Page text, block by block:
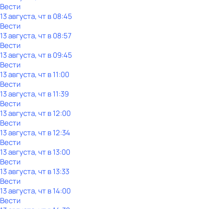
Вести
13 августа, чт в 08:45
Вести
13 августа, чт в 08:57
Вести
13 августа, чт в 09:45
Вести
13 августа, чт в 11:00
Вести
13 августа, чт в 11:39
Вести
13 августа, чт в 12:00
Вести
13 августа, чт в 12:34
Вести
13 августа, чт в 13:00
Вести
13 августа, чт в 13:33
Вести
13 августа, чт в 14:00
Вести